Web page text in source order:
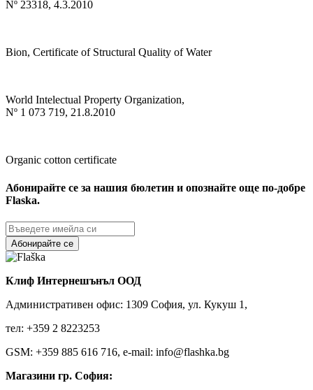
Nº 23318, 4.3.2010
Bion, Certificate of Structural Quality of Water
World Intelectual Property Organization,
Nº 1 073 719, 21.8.2010
Organic cotton certificate
Абонирайте се за нашия бюлетин и опознайте още по-добре
Flaska.
Абонирайте се
Клиф Интернешънъл ООД
Административен офис: 1309 София, ул. Кукуш 1,
тел: +359 2 8223253
GSM: +359 885 616 716, e-mail: info@flashka.bg
Магазини гр. София: